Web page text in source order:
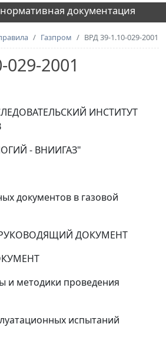
нормативная документация
Газпром ВРД 39-1.10-029-2001
2001
ИНСТИТУТ
- ВНИИГАЗ"
документов в газовой
ДОКУМЕНТ
и методики проведения
испытаний